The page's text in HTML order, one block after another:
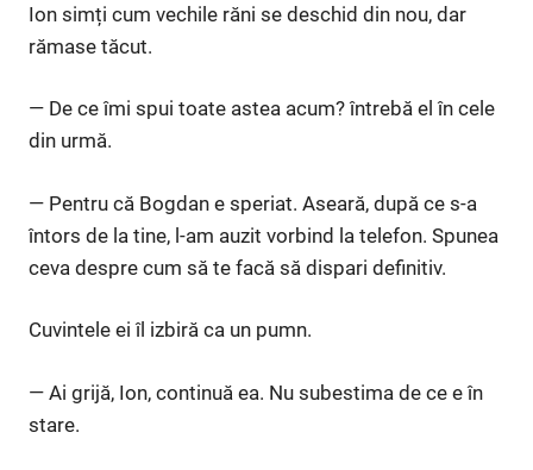
Ion simți cum vechile răni se deschid din nou, dar
rămase tăcut.
— De ce îmi spui toate astea acum? întrebă el în cele
din urmă.
— Pentru că Bogdan e speriat. Aseară, după ce s-a
întors de la tine, l-am auzit vorbind la telefon. Spunea
ceva despre cum să te facă să dispari definitiv.
Cuvintele ei îl izbiră ca un pumn.
— Ai grijă, Ion, continuă ea. Nu subestima de ce e în
stare.